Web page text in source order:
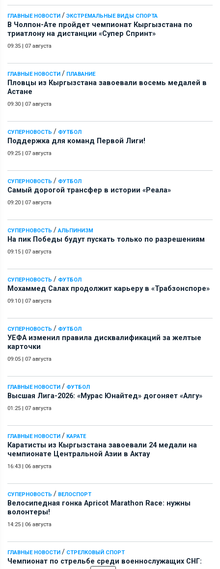
ГЛАВНЫЕ НОВОСТИ / ЭКСТРЕМАЛЬНЫЕ ВИДЫ СПОРТА
В Чолпон-Ате пройдет чемпионат Кыргызстана по
триатлону на дистанции «Супер Спринт»
09:35 | 07 августа
ГЛАВНЫЕ НОВОСТИ / ПЛАВАНИЕ
Пловцы из Кыргызстана завоевали восемь медалей в
Астане
09:30 | 07 августа
СУПЕРНОВОСТЬ / ФУТБОЛ
Поддержка для команд Первой Лиги!
09:25 | 07 августа
СУПЕРНОВОСТЬ / ФУТБОЛ
Самый дорогой трансфер в истории «Реала»
09:20 | 07 августа
СУПЕРНОВОСТЬ / АЛЬПИНИЗМ
На пик Победы будут пускать только по разрешениям
09:15 | 07 августа
СУПЕРНОВОСТЬ / ФУТБОЛ
Мохаммед Салах продолжит карьеру в «Трабзонспоре»
09:10 | 07 августа
СУПЕРНОВОСТЬ / ФУТБОЛ
УЕФА изменил правила дисквалификаций за желтые
карточки
09:05 | 07 августа
ГЛАВНЫЕ НОВОСТИ / ФУТБОЛ
Высшая Лига-2026: «Мурас Юнайтед» догоняет «Алгу»
01:25 | 07 августа
ГЛАВНЫЕ НОВОСТИ / КАРАТЕ
Каратисты из Кыргызстана завоевали 24 медали на
чемпионате Центральной Азии в Актау
16:43 | 06 августа
СУПЕРНОВОСТЬ / ВЕЛОСПОРТ
Велосипедная гонка Apricot Marathon Race: нужны
волонтеры!
14:25 | 06 августа
ГЛАВНЫЕ НОВОСТИ / СТРЕЛКОВЫЙ СПОРТ
Чемпионат по стрельбе среди военнослужащих СНГ: